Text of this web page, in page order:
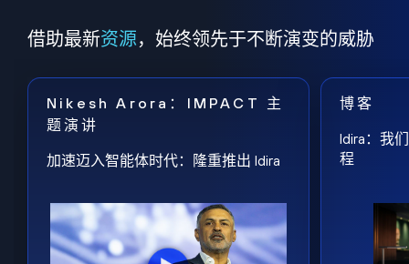
借助最新资源，始终领先于不断演变的威胁
Nikesh Arora：IMPACT 主
题演讲
加速迈入智能体时代：隆重推出 Idira
博客
Idira：我
程